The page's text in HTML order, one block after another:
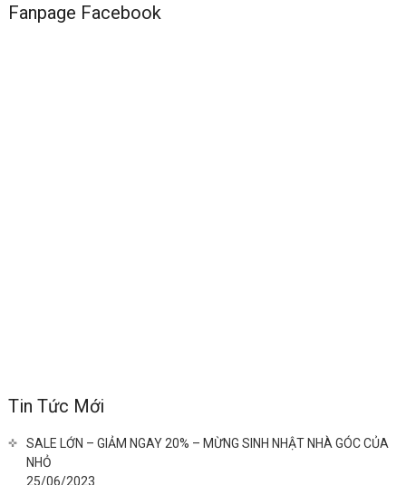
Fanpage Facebook
Tin Tức Mới
SALE LỚN – GIẢM NGAY 20% – MỪNG SINH NHẬT NHÀ GÓC CỦA
NHỎ
25/06/2023